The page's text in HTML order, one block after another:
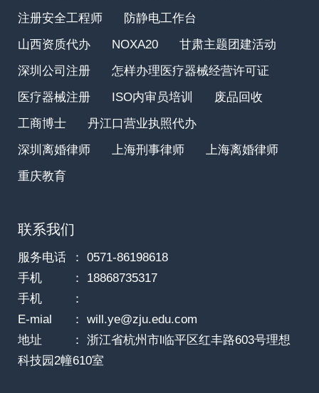
注册安全工程师
防静电工作台
山西资质代办
NOXA20
甘肃主题团建活动
深圳公司注册
怎样办理医疗器械经营许可证
医疗器械注册
ISO内审员培训
废品回收
工商博士
丹江口营业执照代办
深圳离婚律师
上海刑事律师
上海离婚律师
重庆教育
联系我们
服务电话
： 0571-86198618
手机
： 18868735317
手机
：
E-mial
： will.ye@zju.edu.com
地址
： 浙江省杭州市l临平区红丰路603号理想
科技园2幢610室